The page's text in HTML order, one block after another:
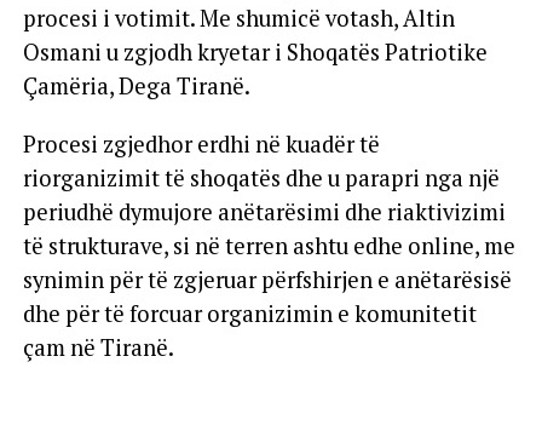
procesi i votimit. Me shumicë votash, Altin
Osmani u zgjodh kryetar i Shoqatës Patriotike
Çamëria, Dega Tiranë.
Procesi zgjedhor erdhi në kuadër të
riorganizimit të shoqatës dhe u parapri nga një
periudhë dymujore anëtarësimi dhe riaktivizimi
të strukturave, si në terren ashtu edhe online, me
synimin për të zgjeruar përfshirjen e anëtarësisë
dhe për të forcuar organizimin e komunitetit
çam në Tiranë.